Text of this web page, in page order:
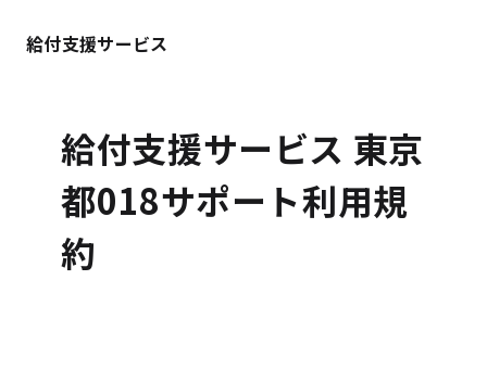
給付支援サービス
給付支援サービス 東京
都018サポート利用規
約